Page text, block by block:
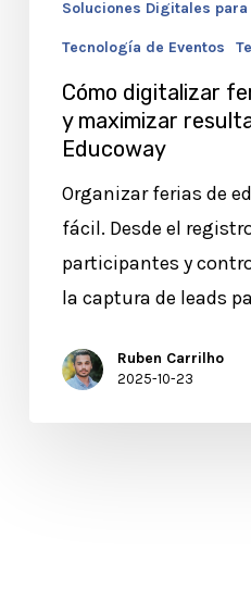
Soluciones Digitales para
Tecnología de Eventos
Cómo digitalizar
y maximizar
Educoway
Organizar ferias de
fácil. Desde el
participantes y
la captura de leads
Ruben Carrilho
2025-10-23